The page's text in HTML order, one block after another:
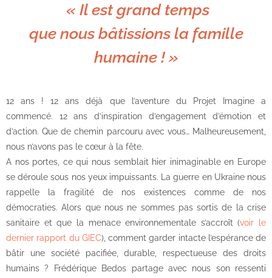
« Il est grand temps
que nous bâtissions la famille
humaine ! »
12 ans ! 12 ans déjà que l’aventure du Projet Imagine a
commencé. 12 ans d’inspiration d’engagement d’émotion et
d’action. Que de chemin parcouru avec vous… Malheureusement,
nous n’avons pas le cœur à la fête.
A nos portes, ce qui nous semblait hier inimaginable en Europe
se déroule sous nos yeux impuissants. La guerre en Ukraine nous
rappelle la fragilité de nos existences comme de nos
démocraties. Alors que nous ne sommes pas sortis de la crise
sanitaire et que la menace environnementale s’accroît (voir le
dernier rapport du GIEC), comment garder intacte l’espérance de
bâtir une société pacifiée, durable, respectueuse des droits
humains ? Frédérique Bedos partage avec nous son ressenti